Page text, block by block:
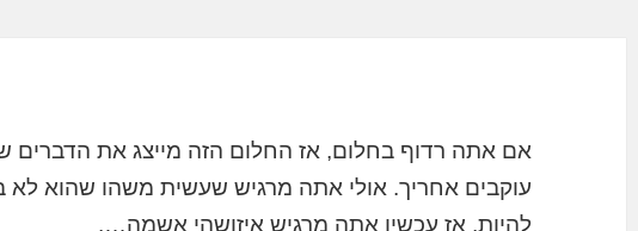
אם אתה רדוף בחלום, אז החלום הזה מייצג את הדברים
עוקבים אחריך. אולי אתה מרגיש שעשית משהו שהוא לא
להיות, אז עכשיו אתה מרגיש איזושהי אשמה….